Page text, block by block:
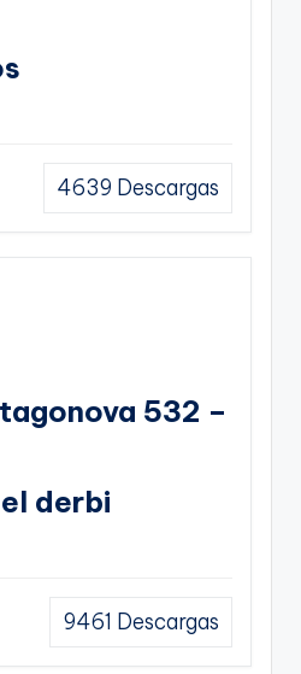
4639 Descargas
532 –
derbi
9461 Descargas